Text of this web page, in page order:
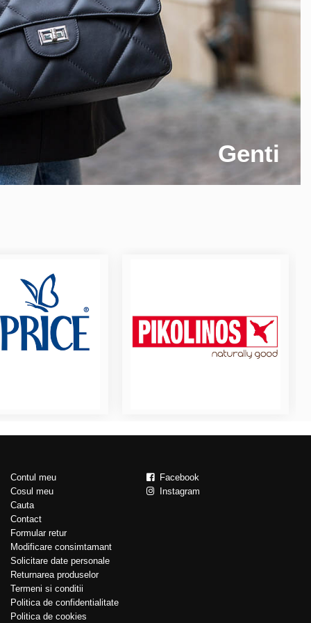
Genti
Contul meu
Cosul meu
Cauta
Contact
Formular retur
Modificare consimtamant
Solicitare date personale
Returnarea produselor
Termeni si conditii
Politica de confidentialitate
Politica de cookies
Facebook
Instagram